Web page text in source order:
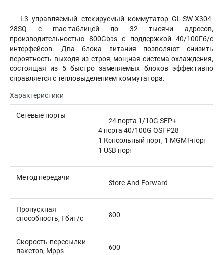
L3 управляемый стекируемый коммутатор GL-SW-X304-
28SQ с mac-таблицей до 32 тысячи адресов,
производительностью 800Gbps с поддержкой 40/100Гб/с
интерфейсов. Два блока питания позволяют снизить
вероятность выходя из строя, мощная система охлаждения,
состоящая из 5 быстро заменяемых блоков эффективно
справляется с тепловыделением коммутатора.
Характеристики
Сетевые порты
24 порта 1/10G SFP+
4 порта 40/100G QSFP28
1 Консольный порт, 1 MGMT-порт
1 USB порт
Метод передачи
Store-And-Forward
Пропускная
способность, Гбит/с
800
Скорость пересылки
пакетов, Mpps
600